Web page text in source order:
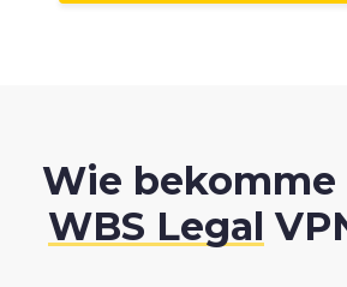
Wie bekomme
WBS Legal